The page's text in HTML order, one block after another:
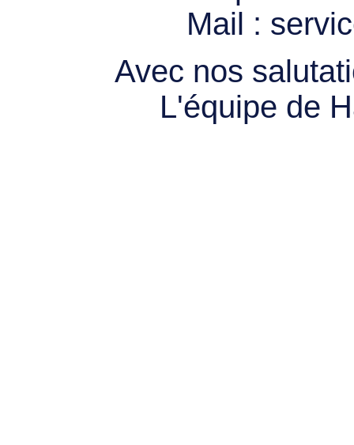
Mail :
Avec nos
L'équipe de